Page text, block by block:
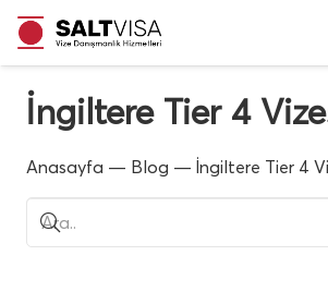
İngiltere Tier 4
Anasayfa — Blog — İngiltere Tier 4